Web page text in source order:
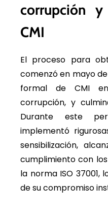
corrupción
CMI
El proceso para
comenzó en mayo
formal de CMI
corrupción, y
Durante este
implementó
sensibilización,
cumplimiento con
la norma ISO 37001,
de su compromiso